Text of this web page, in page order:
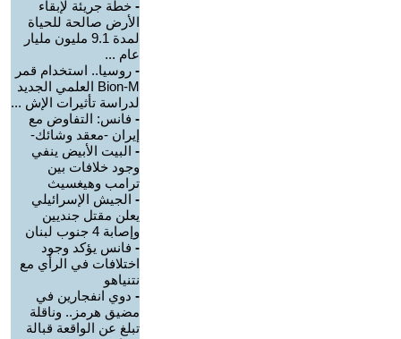
- خطة جريئة لإبقاء
الأرض صالحة للحياة
لمدة 9.1 مليون مليار
عام ...
- روسيا.. استخدام قمر
Bion-M العلمي الجديد
لدراسة تأثيرات الإش ...
- فانس: التفاوض مع
إيران -معقد وشائك-
- البيت الأبيض ينفي
وجود خلافات بين
ترامب وهيغسيث
- الجيش الإسرائيلي
يعلن مقتل جنديين
وإصابة 4 جنوب لبنان
- فانس يؤكد وجود
اختلافات في الرأي مع
نتنياهو
- دوي انفجارين في
مضيق هرمز.. وناقلة
تبلغ عن الواقعة قبالة